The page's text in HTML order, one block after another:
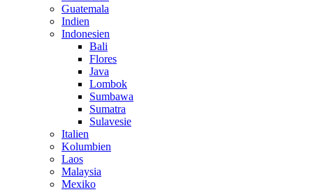
Guatemala
Indien
Indonesien
Bali
Flores
Java
Lombok
Sumbawa
Sumatra
Sulavesie
Italien
Kolumbien
Laos
Malaysia
Mexiko